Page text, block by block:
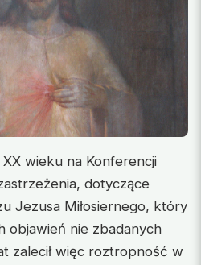
wieku na Konferencji
dotyczące
Jezusa Miłosiernego, który
objawień nie zbadanych
zalecił więc roztropność w